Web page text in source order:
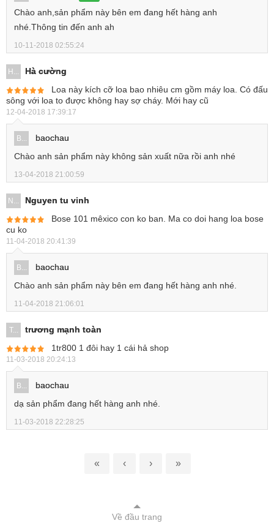
Chào anh,sản phẩm này bên em đang hết hàng anh
nhé.Thông tin đến anh ah
10-11-2018 02:55:24
H...
Hà cường
Loa này kích cỡ loa bao nhiêu cm gồm máy loa. Có đấu
sông với loa to được không hay sợ cháy. Mới hay cũ
12-04-2018 17:39:17
B...
baochau
Chào anh sản phẩm này không sản xuất nữa rồi anh nhé
13-04-2018 21:00:59
N...
Nguyen tu vinh
Bose 101 mêxico con ko ban. Ma co doi hang loa bose
cu ko
11-04-2018 20:41:39
B...
baochau
Chào anh sản phẩm này bên em đang hết hàng anh nhé.
11-04-2018 21:06:01
T...
trương mạnh toàn
1tr800 1 đôi hay 1 cái hả shop
11-03-2018 20:24:13
B...
baochau
dạ sản phẩm đang hết hàng anh nhé.
11-03-2018 22:28:25
« ‹ › »
Về đầu trang